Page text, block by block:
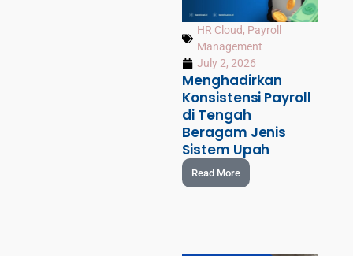
HR Cloud, Payroll
Management
July 2, 2026
Menghadirkan
Konsistensi Payroll
di Tengah
Beragam Jenis
Sistem Upah
Read More